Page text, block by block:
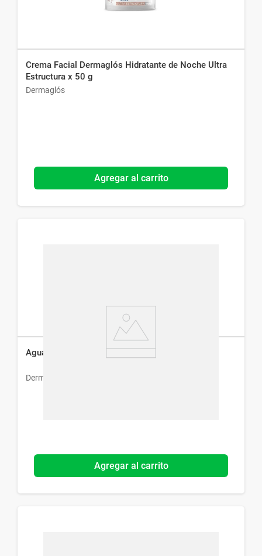
Crema Facial Dermaglós Hidratante de Noche Ultra
Estructura x 50 g
Dermaglós
Agregar al carrito
Agua Micelar Dermaglós 6 En 1 x 200 ml
Dermaglós
Agregar al carrito